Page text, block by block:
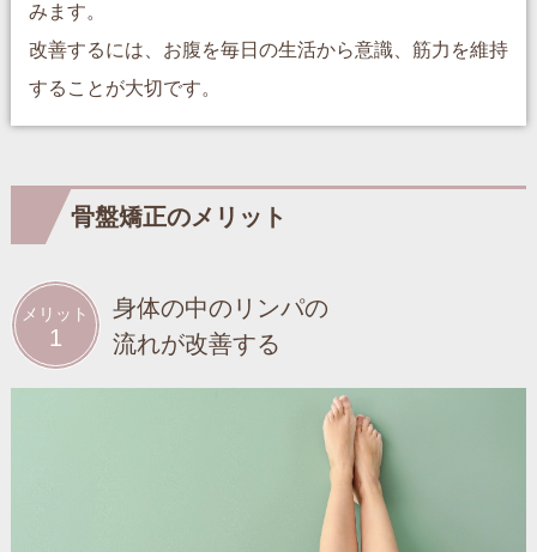
みます。
改善するには、お腹を毎日の生活から意識、筋力を維持
することが大切です。
骨盤矯正のメリット
メリット
1
身体の中のリンパの
流れが改善する